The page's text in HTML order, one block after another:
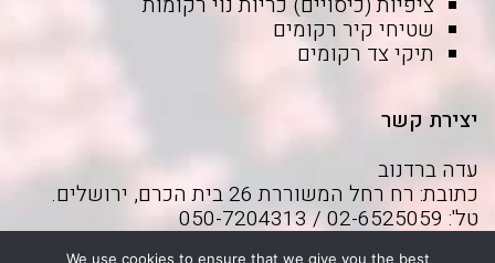
שטיחי קיר רקומים
תיקי צד רקומים
יצירת קשר
עדה ברדנוב
כתובת: רח רחל המשוררת 26 בית הכרם, ירושלים.
טל': 02-6525059 / 050-7204313
We use cookies to ensure that we give you the best